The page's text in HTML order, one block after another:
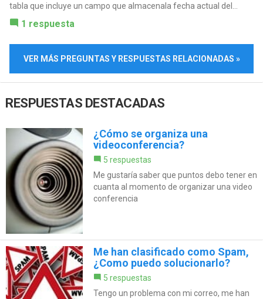
tabla que incluye un campo que almacenala fecha actual del...
1 respuesta
VER MÁS PREGUNTAS Y RESPUESTAS RELACIONADAS »
RESPUESTAS DESTACADAS
¿Cómo se organiza una
videoconferencia?
5 respuestas
Me gustaría saber que puntos debo tener en
cuanta al momento de organizar una video
conferencia
Me han clasificado como Spam,
¿Como puedo solucionarlo?
5 respuestas
Tengo un problema con mi correo, me han